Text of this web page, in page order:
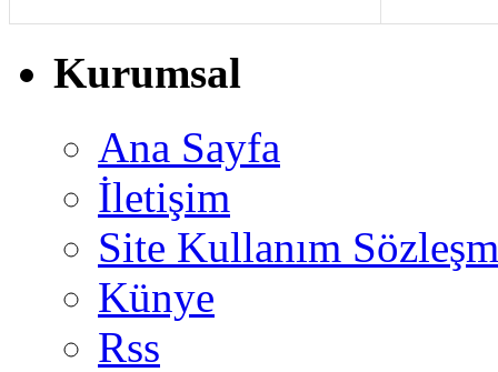
Kurumsal
Ana Sayfa
İletişim
Site Kullanım
Künye
Rss